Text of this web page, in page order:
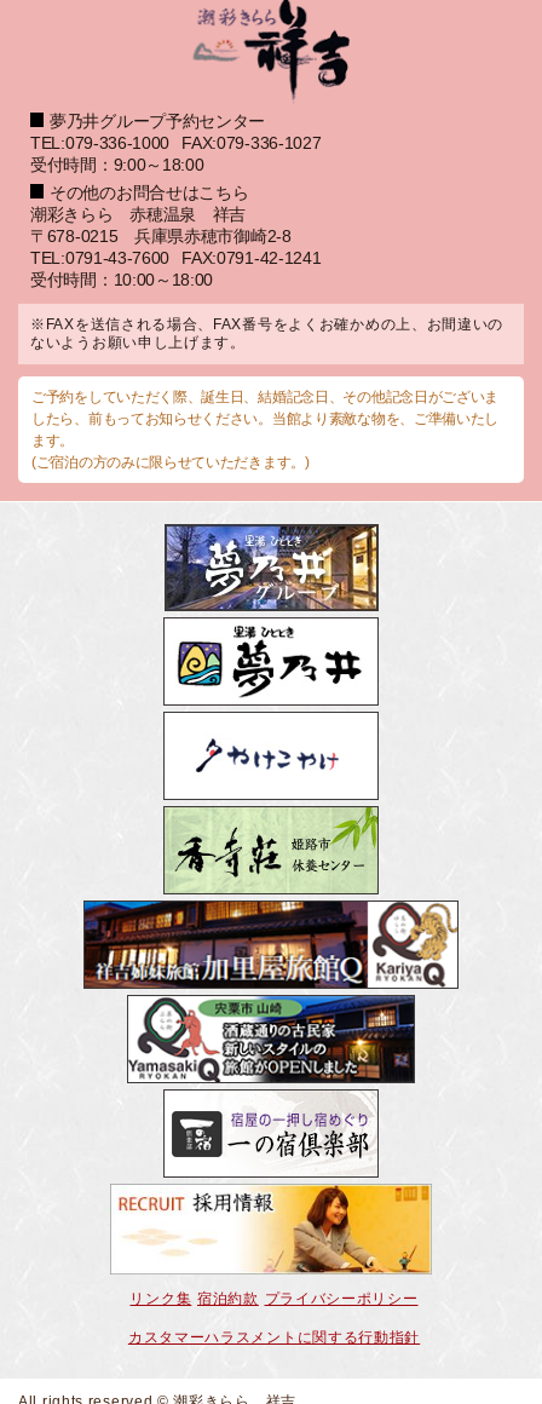
夢乃井グループ予約センター
TEL:079-336-1000
FAX:079-336-1027
受付時間：9:00～18:00
その他のお問合せはこちら
潮彩きらら 赤穂温泉 祥吉
〒678-0215 兵庫県赤穂市御崎2-8
TEL:0791-43-7600
FAX:0791-42-1241
受付時間：10:00～18:00
※FAXを送信される場合、FAX番号をよくお確かめの上、お間違いの
ないようお願い申し上げます。
ご予約をしていただく際、誕生日、結婚記念日、その他記念日がございま
したら、前もってお知らせください。当館より素敵な物を、ご準備いたし
ます。
(ご宿泊の方のみに限らせていただきます。)
リンク集 宿泊約款 プライバシーポリシー
カスタマーハラスメントに関する行動指針